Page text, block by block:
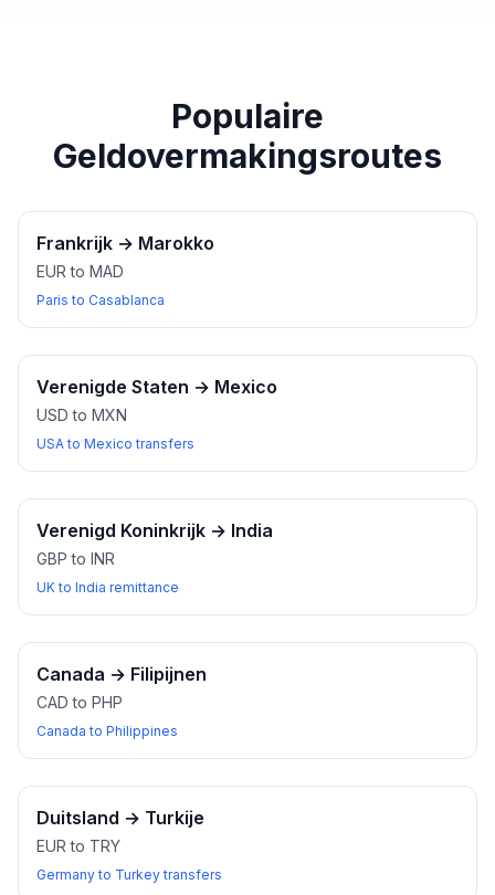
Populaire
Geldovermakingsroutes
Frankrijk → Marokko
EUR to MAD
Paris to Casablanca
Verenigde Staten → Mexico
USD to MXN
USA to Mexico transfers
Verenigd Koninkrijk → India
GBP to INR
UK to India remittance
Canada → Filipijnen
CAD to PHP
Canada to Philippines
Duitsland → Turkije
EUR to TRY
Germany to Turkey transfers